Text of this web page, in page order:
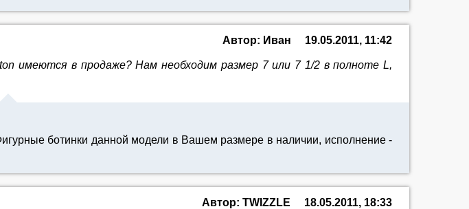
Автор: Иван 19.05.2011, 11:42
имеются в продаже? Нам необходим размер 7 или 7 1/2 в полноте L,
ботинки данной модели в Вашем размере в наличии, исполнение -
Автор: TWIZZLE 18.05.2011, 18:33